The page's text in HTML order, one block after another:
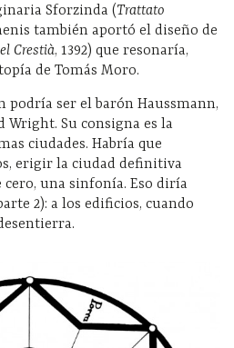
Sforzinda (Trattato
también aportó el diseño de
Crestià, 1392) que resonaría,
de Tomás Moro.
podría ser el barón Haussmann,
Wright. Su consigna es la
ciudades. Habría que
erigir la ciudad definitiva
cero, una sinfonía. Eso diría
2): a los edificios, cuando